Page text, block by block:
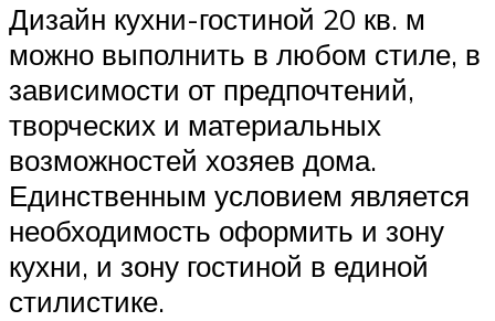
Дизайн кухни-гостиной 20 кв. м
можно выполнить в любом стиле, в
зависимости от предпочтений,
творческих и материальных
возможностей хозяев дома.
Единственным условием является
необходимость оформить и зону
кухни, и зону гостиной в единой
стилистике.